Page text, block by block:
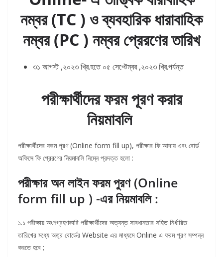
নম্বর (TC ) ও ব্যবহারিক ধারাবাহিক
নম্বর (PC ) নম্বর প্রেরণের তারিখ
৩১ আগস্ট ,২০২৩ খ্রি.হতে ০৫ সেপ্টেম্বর ,২০২৩ খ্রি.পর্যন্ত
পরীক্ষার্থীদের ফরম পূরণ করার
নিয়মাবলি
পরীক্ষার্থীদের ফরম পূরণ (Online form fill up), পরীক্ষার ফি আদায় এবং বোর্ড
অফিসে ফি প্রেরণের নিয়মাবলি নিম্নে প্রদত্ত হলো :
পরীক্ষার অন লাইন ফরম পুরণ (Online
form fill up ) -এর নিয়মাবলি :
১.১ পরীক্ষায় অংশগ্রহণকারি পরীক্ষার্থীদের অত্যন্ত সাবধানতার সহিত নির্ধারিত
তারিখের মধ্যে অত্র বোর্ডের Website এর মাধ্যমে Online এ ফরম পূরণ সম্পন্ন
করতে হবে ;